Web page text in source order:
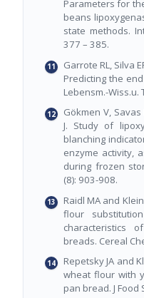
Parameters for
beans
state methods.
377 – 385.
Garrote RL, Silva
Predicting the
Lebensm.-Wiss.u.
Gökmen V,
J. Study of
blanching
enzyme activity,
during frozen
(8): 903-908.
Raidl MA and
flour
characteristics
breads. Cereal
Repetsky JA and
wheat flour with
pan bread. J Food